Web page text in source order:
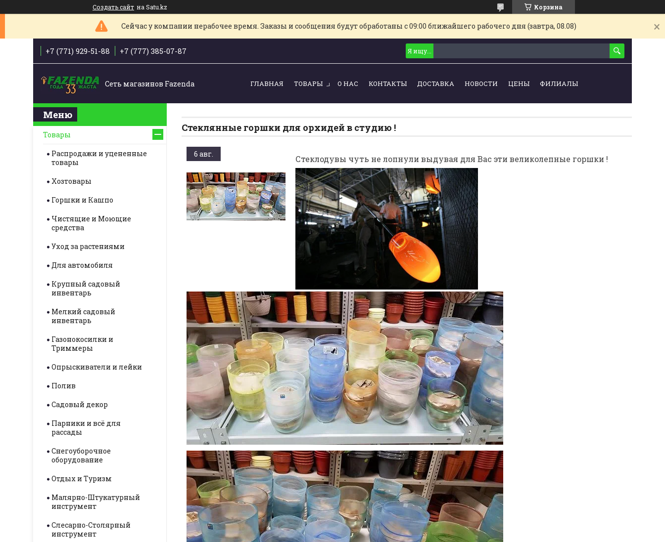
Создать сайт на Satu.kz Корзина
Сейчас у компании нерабочее время. Заказы и сообщения будут обработаны с 09:00 ближайшего рабочего дня (завтра, 08.08)
+7 (771) 929-51-88 +7 (777) 385-07-87
Сеть магазинов Fazenda ГЛАВНАЯ ТОВАРЫ О НАС КОНТАКТЫ ДОСТАВКА НОВОСТИ ЦЕНЫ ФИЛИАЛЫ
Стеклянные горшки для орхидей в студию !
6 авг. Стеклодувы чуть не лопнули выдувая для Вас эти великолепные горшки !
Товары
Распродажи и уцененные
товары
Хозтовары
Горшки и Кашпо
Чистящие и Моющие
средства
Уход за растениями
Для автомобиля
Крупный садовый
инвентарь
Мелкий садовый
инвентарь
Газонокосилки и
Триммеры
Опрыскиватели и лейки
Полив
Садовый декор
Парники и всё для
рассады
Снегоуборочное
оборудование
Отдых и Туризм
Малярно-Штукатурный
инструмент
Слесарно-Столярный
инструмент